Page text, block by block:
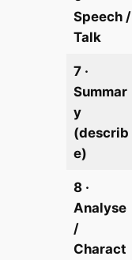
Speech /
Talk
7 ·
Summar
y
(describ
e)
8 ·
Analyse
/
Charact